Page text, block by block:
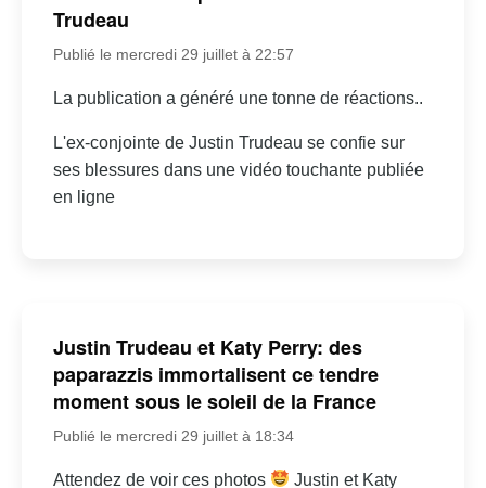
Trudeau
Publié le mercredi 29 juillet à 22:57
La publication a généré une tonne de réactions..
L'ex-conjointe de Justin Trudeau se confie sur
ses blessures dans une vidéo touchante publiée
en ligne
Justin Trudeau et Katy Perry: des
paparazzis immortalisent ce tendre
moment sous le soleil de la France
Publié le mercredi 29 juillet à 18:34
Attendez de voir ces photos
Justin et Katy